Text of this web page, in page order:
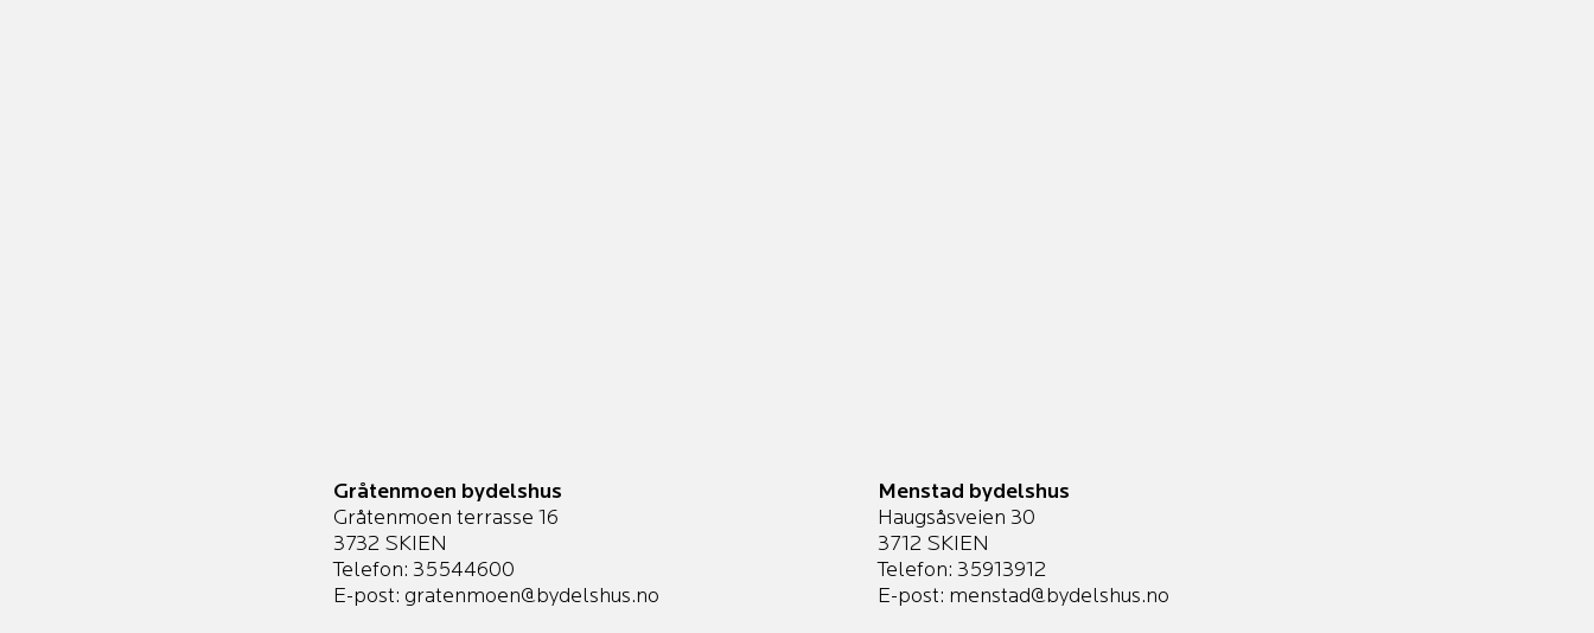
Gråtenmoen bydelshus
Gråtenmoen terrasse 16
3732 SKIEN
Telefon: 35544600
E-post: gratenmoen@bydelshus.no
Menstad bydelshus
Haugsåsveien 30
3712 SKIEN
Telefon: 35913912
E-post: menstad@bydelshus.no